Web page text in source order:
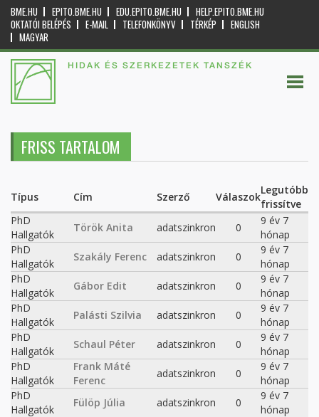
BME.HU EPITO.BME.HU EDU.EPITO.BME.HU
HELP.EPITO.BME.HU
OKTATÓI BELÉPÉS
E-MAIL TELEFONKÖNYV TÉRKÉP
ENGLISH
MAGYAR
HIDAK ÉS SZERKEZETEK TANSZÉK
FRISS TARTALOM
Típus Cím Szerző Válaszok
Legutóbb
frissítve
PhD
Hallgatók
Török Anita adatszinkron 0
9 év 7
hónap
PhD
Hallgatók
Szakály Ferenc adatszinkron 0
9 év 7
hónap
PhD
Hallgatók
Gábor Edit adatszinkron 0
9 év 7
hónap
PhD
Hallgatók
Palásti Szilvia adatszinkron 0
9 év 7
hónap
PhD
Hallgatók
Schaul Péter adatszinkron 0
9 év 7
hónap
PhD
Hallgatók
Frank Máté
Ferenc
adatszinkron 0
9 év 7
hónap
PhD
Hallgatók
Fülöp Júlia adatszinkron 0
9 év 7
hónap